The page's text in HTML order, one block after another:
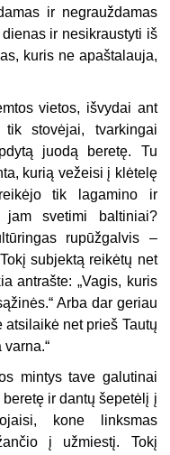
ir negrauždamas
ir nesikraustyti iš
kuris ne apaštalauja,
vietos, išvydai ant
stovėjai, tvarkingai
juodą beretę. Tu
kurią vežeisi į klėtelę
tik lagamino ir
svetimi baltiniai?
rupūžgalvis –
subjektą reikėtų net
antrašte: „Vagis, kuris
Arba dar geriau
atsilaikė net prieš Tautų
varna.“
mintys tave galutinai
ir dantų šepetėlį į
kone linksmas
į užmiestį. Tokį